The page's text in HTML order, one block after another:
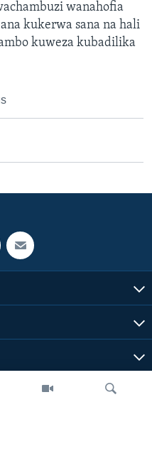
wanahofia
kukerwa sana na hali
kuweza kubadilika